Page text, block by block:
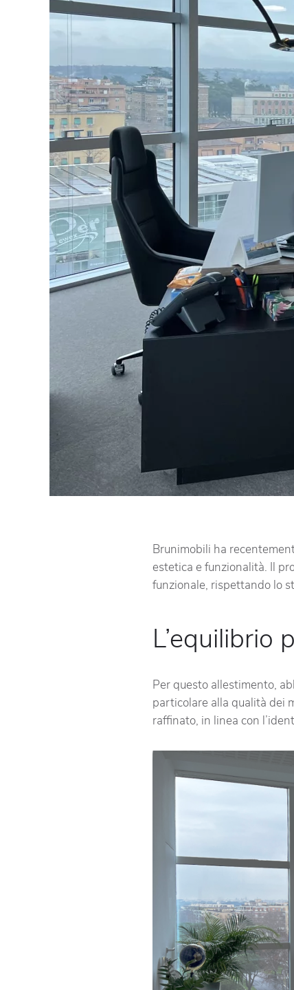
Brunimobili ha
estetica e funzionalità. Il
funzionale, rispettando lo
L’equilibrio
Per questo allestimento,
particolare alla qualità dei
raffinato, in linea con